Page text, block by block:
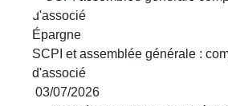
Épargne
SCPI et assemblée générale :
d'associé
03/07/2026